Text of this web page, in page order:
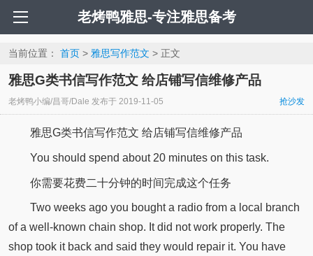
老烤鸭雅思-专注雅思备考
当前位置： 首页> 雅思写作范文 > 正文
雅思G类书信写作范文 给店铺写信维修产品
老烤鸭小编/昌哥/Dale 发布于 2019-11-05 抢沙发
雅思G类书信写作范文 给店铺写信维修产品
You should spend about 20 minutes on this task.
你需要花费二十分钟的时间完成这个任务
Two weeks ago you bought a radio from a local branch
of a well-known chain shop. It did not work properly. The
shop took it back and said they would repair it. You have